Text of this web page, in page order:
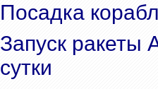
Посадка
Запуск ракеты
сутки